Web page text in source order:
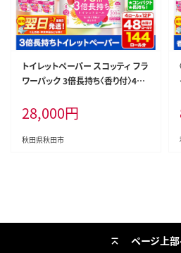
トイレットペーパー スコッティ フラ
ワーパック 3倍長持ち〈香り付〉4ロ
短翌日発送 [スコッティ フラワーパ
ック トイレットペーパー 日本製紙
クレシア]
28,000円
秋田県秋田市
ページ上